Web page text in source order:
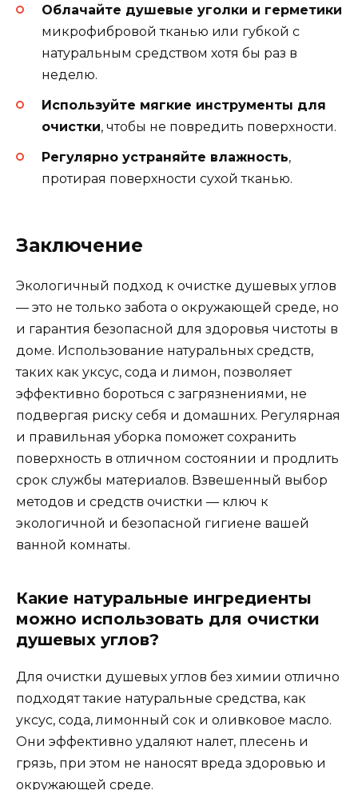
Облачайте душевые уголки и герметики
микрофибровой тканью или губкой с
натуральным средством хотя бы раз в
неделю.
Используйте мягкие инструменты для
очистки, чтобы не повредить поверхности.
Регулярно устраняйте влажность,
протирая поверхности сухой тканью.
Заключение
Экологичный подход к очистке душевых углов
— это не только забота о окружающей среде, но
и гарантия безопасной для здоровья чистоты в
доме. Использование натуральных средств,
таких как уксус, сода и лимон, позволяет
эффективно бороться с загрязнениями, не
подвергая риску себя и домашних. Регулярная
и правильная уборка поможет сохранить
поверхность в отличном состоянии и продлить
срок службы материалов. Взвешенный выбор
методов и средств очистки — ключ к
экологичной и безопасной гигиене вашей
ванной комнаты.
Какие натуральные ингредиенты
можно использовать для очистки
душевых углов?
Для очистки душевых углов без химии отлично
подходят такие натуральные средства, как
уксус, сода, лимонный сок и оливковое масло.
Они эффективно удаляют налет, плесень и
грязь, при этом не наносят вреда здоровью и
окружающей среде.